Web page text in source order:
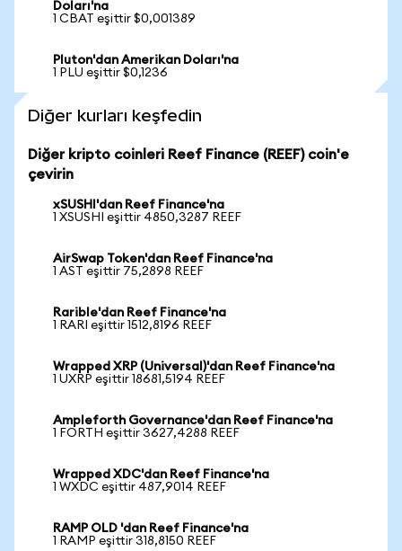
Doları'na
1 CBAT eşittir $0,001389
Pluton'dan Amerikan Doları'na
1 PLU eşittir $0,1236
Diğer kurları keşfedin
Diğer kripto coinleri Reef Finance (REEF) coin'e
çevirin
xSUSHI'dan Reef Finance'na
1 XSUSHI eşittir 4850,3287 REEF
AirSwap Token'dan Reef Finance'na
1 AST eşittir 75,2898 REEF
Rarible'dan Reef Finance'na
1 RARI eşittir 1512,8196 REEF
Wrapped XRP (Universal)'dan Reef Finance'na
1 UXRP eşittir 18681,5194 REEF
Ampleforth Governance'dan Reef Finance'na
1 FORTH eşittir 3627,4288 REEF
Wrapped XDC'dan Reef Finance'na
1 WXDC eşittir 487,9014 REEF
RAMP OLD 'dan Reef Finance'na
1 RAMP eşittir 318,8150 REEF